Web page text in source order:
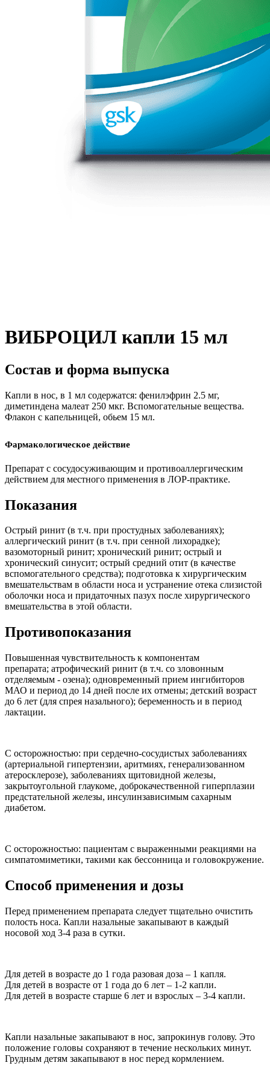
ВИБРОЦИЛ капли 15 мл
Состав и форма выпуска
Капли в нос, в 1 мл содержатся: фенилэфрин 2.5 мг,
диметиндена малеат 250 мкг. Вспомогательные вещества.
Флакон с капельницей, обьем 15 мл.
Фармакологическое действие
Препарат с сосудосуживающим и противоаллергическим
действием для местного применения в ЛОР-практике.
Показания
Острый ринит (в т.ч. при простудных заболеваниях);
аллергический ринит (в т.ч. при сенной лихорадке);
вазомоторный ринит; хронический ринит; острый и
хронический синусит; острый средний отит (в качестве
вспомогательного средства); подготовка к хирургическим
вмешательствам в области носа и устранение отека слизистой
оболочки носа и придаточных пазух после хирургического
вмешательства в этой области.
Противопоказания
Повышенная чувствительность к компонентам
препарата; атрофический ринит (в т.ч. со зловонным
отделяемым - озена); одновременный прием ингибиторов
МАО и период до 14 дней после их отмены; детский возраст
до 6 лет (для спрея назального); беременность и в период
лактации.
С осторожностью: при сердечно-сосудистых заболеваниях
(артериальной гипертензии, аритмиях, генерализованном
атеросклерозе), заболеваниях щитовидной железы,
закрытоугольной глаукоме, доброкачественной гиперплазии
предстательной железы, инсулинзависимым сахарным
диабетом.
С осторожностью: пациентам с выраженными реакциями на
симпатомиметики, такими как бессонница и головокружение.
Способ применения и дозы
Перед применением препарата следует тщательно очистить
полость носа. Капли назальные закапывают в каждый
носовой ход 3-4 раза в сутки.
Для детей в возрасте до 1 года разовая доза – 1 капля.
Для детей в возрасте от 1 года до 6 лет – 1-2 капли.
Для детей в возрасте старше 6 лет и взрослых – 3-4 капли.
Капли назальные закапывают в нос, запрокинув голову. Это
положение головы сохраняют в течение нескольких минут.
Грудным детям закапывают в нос перед кормлением.